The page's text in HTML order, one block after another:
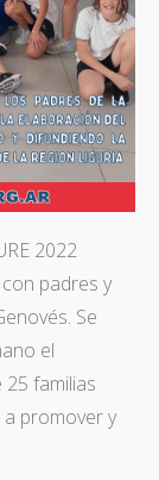
2022
padres y
Se
el
familias
promover y